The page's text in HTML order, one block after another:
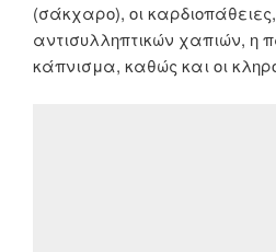
(σάκχαρο), οι
αντισυλληπτικών χαπιών, η
κάπνισμα, καθώς και οι